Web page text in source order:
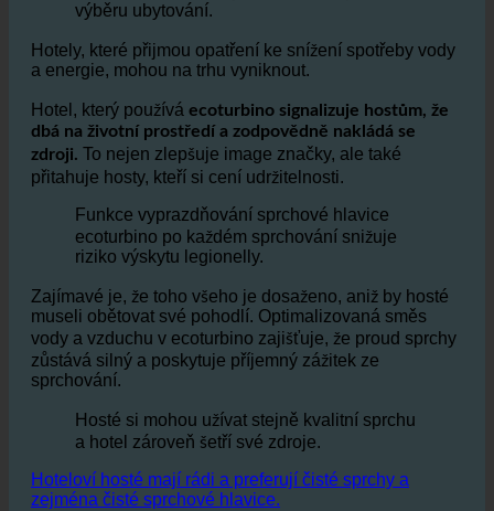
Ekologická udržitelnost je pro mnoho
cestovatelů rozhodujícím faktorem při
výběru ubytování.
Hotely, které přijmou opatření ke snížení spotřeby vody
a energie, mohou na trhu vyniknout.
Hotel, který používáecoturbino signalizuje hostům, že
dbá na životní prostředí a zodpovědně nakládá se
zdroji.To nejen zlepšuje image značky, ale také
přitahuje hosty, kteří si cení udržitelnosti.
Funkce vyprazdňování sprchové hlavice
ecoturbino po každém sprchování snižuje
riziko výskytu legionelly.
Zajímavé je, že toho všeho je dosaženo, aniž by hosté
museli obětovat své pohodlí. Optimalizovaná směs
vody a vzduchu v ecoturbino zajišťuje, že proud sprchy
zůstává silný a poskytuje příjemný zážitek ze
sprchování.
Hosté si mohou užívat stejně kvalitní sprchu
a hotel zároveň šetří své zdroje.